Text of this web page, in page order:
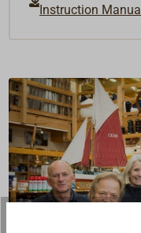
Instruction Manual